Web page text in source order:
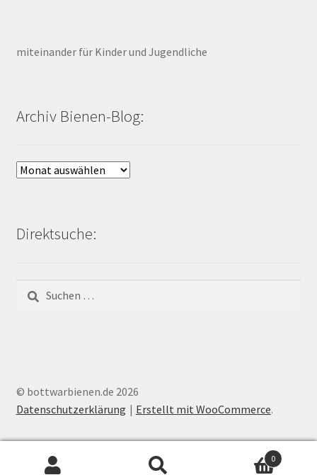
miteinander für Kinder und Jugendliche
Archiv Bienen-Blog:
Archiv
Direktsuche:
nach:
© bottwarbienen.de 2026
Datenschutzerklärung
Erstellt mit WooCommerce.
0